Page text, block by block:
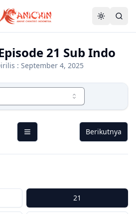
21 Sub Indo
: September 4, 2025
Berikutnya
21